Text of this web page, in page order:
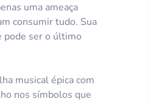
uma ameaça
consumir tudo. Sua
pode ser o último
musical épica com
nos símbolos que